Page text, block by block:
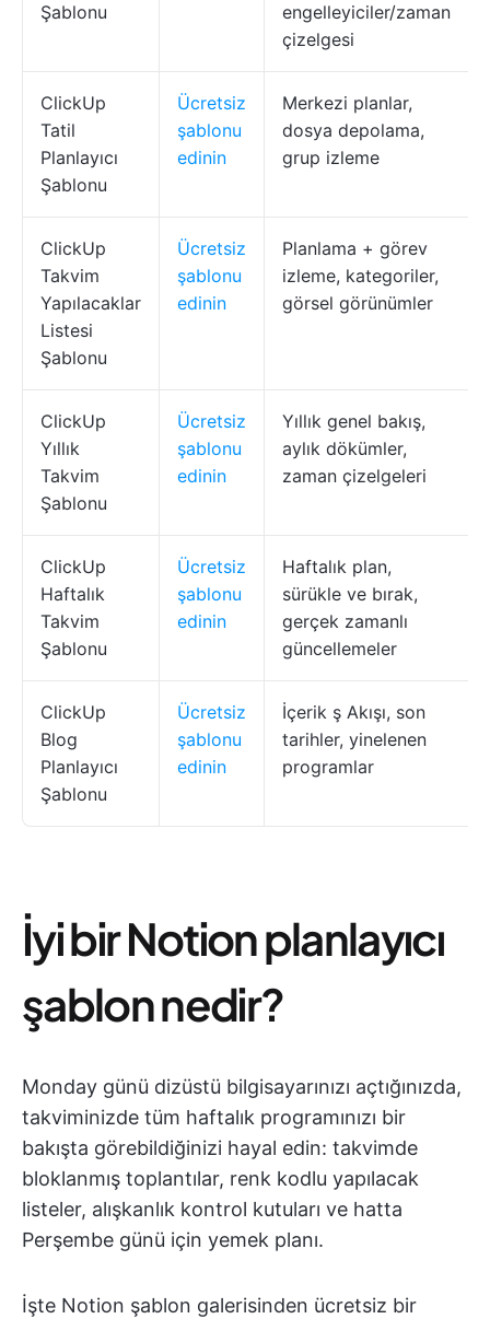
Şablonu
engelleyiciler/zaman
çizelgesi
ClickUp
Tatil
Planlayıcı
Şablonu
Ücretsiz
şablonu
edinin
Merkezi planlar,
dosya depolama,
grup izleme
ClickUp
Takvim
Yapılacaklar
Listesi
Şablonu
Ücretsiz
şablonu
edinin
Planlama + görev
izleme, kategoriler,
görsel görünümler
ClickUp
Yıllık
Takvim
Şablonu
Ücretsiz
şablonu
edinin
Yıllık genel bakış,
aylık dökümler,
zaman çizelgeleri
ClickUp
Haftalık
Takvim
Şablonu
Ücretsiz
şablonu
edinin
Haftalık plan,
sürükle ve bırak,
gerçek zamanlı
güncellemeler
ClickUp
Blog
Planlayıcı
Şablonu
Ücretsiz
şablonu
edinin
İçerik ş Akışı, son
tarihler, yinelenen
programlar
İyi bir Notion planlayıcı
şablon nedir?
Monday günü dizüstü bilgisayarınızı açtığınızda,
takviminizde tüm haftalık programınızı bir
bakışta görebildiğinizi hayal edin: takvimde
bloklanmış toplantılar, renk kodlu yapılacak
listeler, alışkanlık kontrol kutuları ve hatta
Perşembe günü için yemek planı.
İşte Notion şablon galerisinden ücretsiz bir